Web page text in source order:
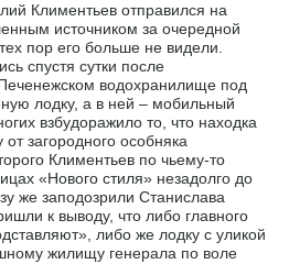
Климентьев отправился на
источником за очередной
пор его больше не видели.
спустя сутки после
водохранилище под
лодку, а в ней – мобильный
взбудоражило то, что находка
загородного особняка
Климентьев по чьему-то
«Нового стиля» незадолго до
же заподозрили Станислава
к выводу, что либо главного
либо же лодку с уликой
жилищу генерала по воле